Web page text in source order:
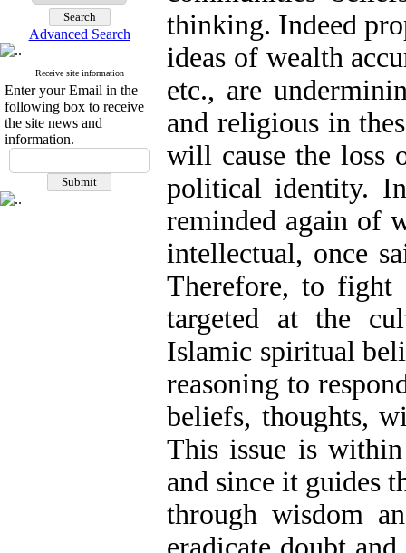
Advanced Search
Receive site information
Enter your Email in the
following box to receive
the site news and
information.
thinking. Indeed
ideas of wealth
etc., are
and religious in
will cause the loss
political identity.
reminded again of
intellectual, once
Therefore, to fight
targeted at the
Islamic spiritual
reasoning to
beliefs, thoughts,
This issue is
and since it guides
through wisdom